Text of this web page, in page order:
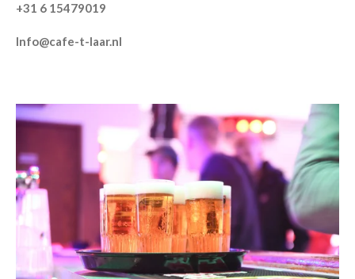
+31 6 15479019
Info@cafe-t-laar.nl